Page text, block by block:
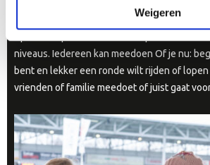
Weigeren
Op 13 en 14 juni 2026 vindt bij De Meent in
niveaus. Iedereen kan meedoen Of je nu:
bent en lekker een ronde wilt rijden of lopen
vrienden of familie meedoet of juist gaat